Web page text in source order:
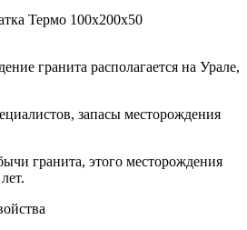
гранита располагается на Урале,
запасы месторождения
гранита, этого месторождения